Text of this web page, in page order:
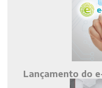
Lançamento do